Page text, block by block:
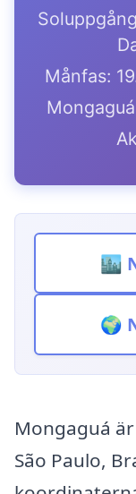
Månfas:
🏙️
🌍
Mongaguá
São Paulo,